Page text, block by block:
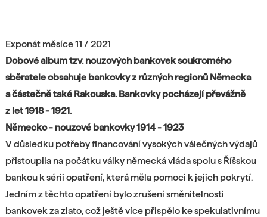
Exponát měsíce 11 / 2021
Dobové album tzv. nouzových bankovek soukromého
sběratele obsahuje bankovky z různých regionů Německa
a částečně také Rakouska. Bankovky pocházejí převážně
z let 1918 - 1921.
Německo - nouzové bankovky 1914 - 1923
V důsledku potřeby financování vysokých válečných výdajů
přistoupila na počátku války německá vláda spolu s Říšskou
bankou k sérii opatření, která měla pomoci k jejich pokrytí.
Jedním z těchto opatření bylo zrušení směnitelnosti
bankovek za zlato, což ještě více přispělo ke spekulativnímu